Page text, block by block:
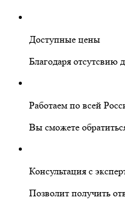
Доступные цены
Благодаря отсутсвию
Работаем по всей
Вы сможете
Консультация с
Позволит получить